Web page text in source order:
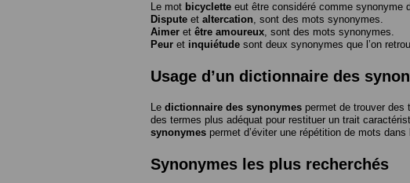
Le mot bicyclette eut être considéré comme synonyme
Dispute et altercation, sont des mots synonymes.
Aimer et être amoureux, sont des mots synonymes.
Peur et inquiétude sont deux synonymes que l’on
Usage d’un dictionnaire des
Le dictionnaire des synonymes permet de trouver
des termes plus adéquat pour restituer un trait
synonymes permet d’éviter une répétition de mots
Synonymes les plus recherchés